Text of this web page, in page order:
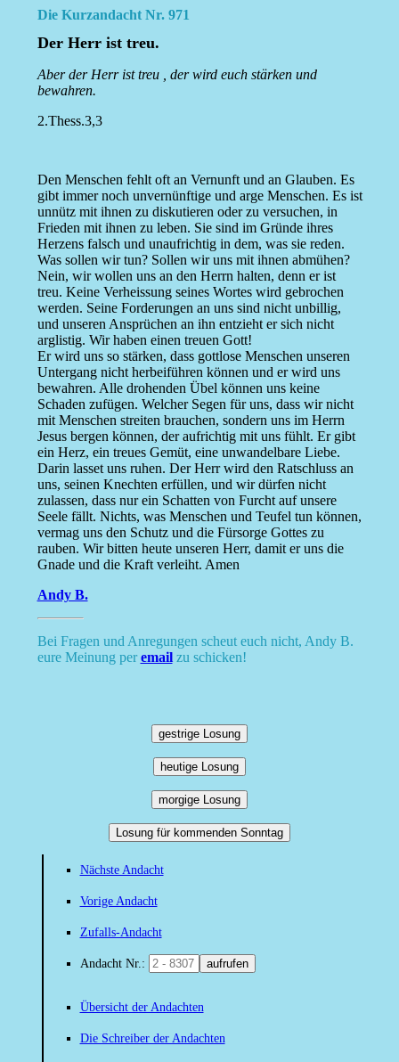
Die Kurzandacht Nr. 971
Der Herr ist treu.
Aber der Herr ist treu , der wird euch stärken und
bewahren.
2.Thess.3,3
Den Menschen fehlt oft an Vernunft und an Glauben. Es
gibt immer noch unvernünftige und arge Menschen. Es ist
unnütz mit ihnen zu diskutieren oder zu versuchen, in
Frieden mit ihnen zu leben. Sie sind im Gründe ihres
Herzens falsch und unaufrichtig in dem, was sie reden.
Was sollen wir tun? Sollen wir uns mit ihnen abmühen?
Nein, wir wollen uns an den Herrn halten, denn er ist
treu. Keine Verheissung seines Wortes wird gebrochen
werden. Seine Forderungen an uns sind nicht unbillig,
und unseren Ansprüchen an ihn entzieht er sich nicht
arglistig. Wir haben einen treuen Gott!
Er wird uns so stärken, dass gottlose Menschen unseren
Untergang nicht herbeiführen können und er wird uns
bewahren. Alle drohenden Übel können uns keine
Schaden zufügen. Welcher Segen für uns, dass wir nicht
mit Menschen streiten brauchen, sondern uns im Herrn
Jesus bergen können, der aufrichtig mit uns fühlt. Er gibt
ein Herz, ein treues Gemüt, eine unwandelbare Liebe.
Darin lasset uns ruhen. Der Herr wird den Ratschluss an
uns, seinen Knechten erfüllen, und wir dürfen nicht
zulassen, dass nur ein Schatten von Furcht auf unsere
Seele fällt. Nichts, was Menschen und Teufel tun können,
vermag uns den Schutz und die Fürsorge Gottes zu
rauben. Wir bitten heute unseren Herr, damit er uns die
Gnade und die Kraft verleiht. Amen
Andy B.
Bei Fragen und Anregungen scheut euch nicht, Andy B.
eure Meinung peremailzu schicken!
gestrige Losung
heutige Losung
morgige Losung
Losung für kommenden Sonntag
Nächste Andacht
Vorige Andacht
Zufalls-Andacht
Andacht Nr.: aufrufen
Übersicht der Andachten
Die Schreiber der Andachten